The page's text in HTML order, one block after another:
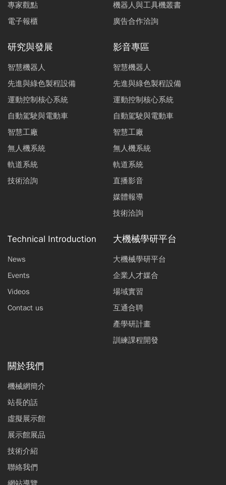
專家觀點
電子報櫃
機器人與工具機叢書
廣告合作洽詢
研究與發展
智慧機器人
先進與綠色製程設備
運動控制核心系統
自動駕駛與電動車
智慧工廠
無人機系統
軌道系統
技術洽詢
影音專區
智慧機器人
先進與綠色製程設備
運動控制核心系統
自動駕駛與電動車
智慧工廠
無人機系統
軌道系統
直播影音
媒體報導
技術洽詢
Technical Introduction
News
Events
Videos
Contact us
大機械學研平台
大機械學研平台
企業人才媒合
場域實習
互通合聘
產學研計畫
訓練課程開發
關於我們
機械網簡介
站長的話
虛擬展示館
展示館展品
技術介紹
聯絡我們